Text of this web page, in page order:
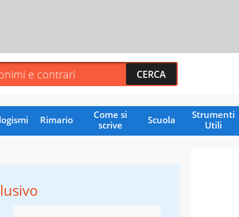
Rimario
Come si
scrive
Scuola
Strumenti
Utili